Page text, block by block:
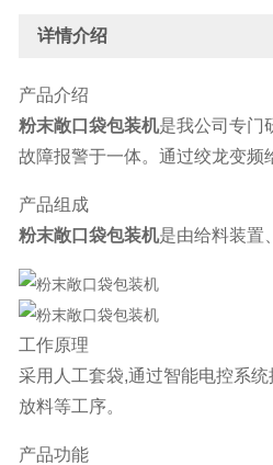
详情介绍
产品介绍
粉末敞口袋包装机是我公司专门
故障报警于一体。通过绞龙变频
产品组成
粉末敞口袋包装机是由给料装置
工作原理
采用人工套袋,通过智能电控系
放料等工序。
产品功能